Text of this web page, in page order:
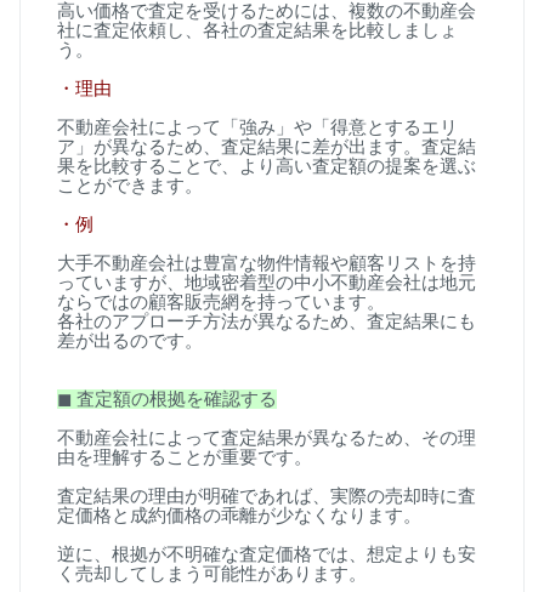
高い価格で査定を受けるためには、複数の不動産会
社に査定依頼し、各社の査定結果を比較しましょ
う。
・理由
不動産会社によって「強み」や「得意とするエリ
ア」が異なるため、査定結果に差が出ます。査定結
果を比較することで、より高い査定額の提案を選ぶ
ことができます。
・例
大手不動産会社は豊富な物件情報や顧客リストを持
っていますが、地域密着型の中小不動産会社は地元
ならではの顧客販売網を持っています。
各社のアプローチ方法が異なるため、査定結果にも
差が出るのです。
◼ 査定額の根拠を確認する
不動産会社によって査定結果が異なるため、その理
由を理解することが重要です。
査定結果の理由が明確であれば、実際の売却時に査
定価格と成約価格の乖離が少なくなります。
逆に、根拠が不明確な査定価格では、想定よりも安
く売却してしまう可能性があります。